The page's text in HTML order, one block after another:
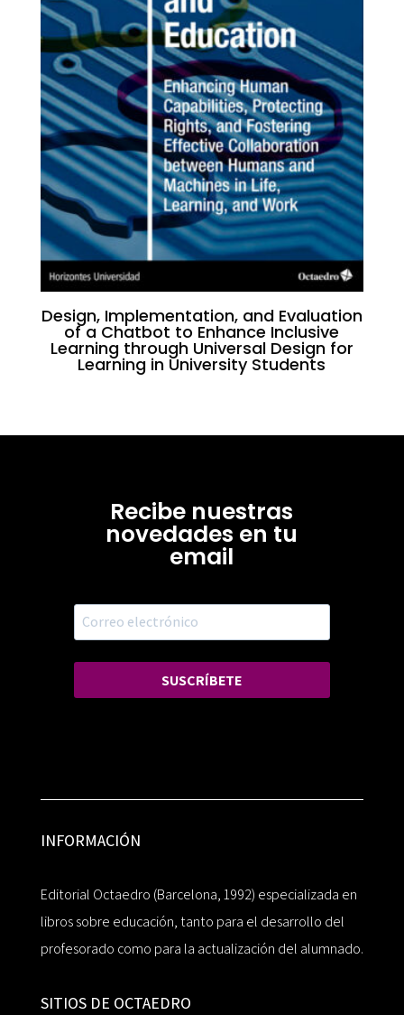
Design, Implementation, and Evaluation
of a Chatbot to Enhance Inclusive
Learning through Universal Design for
Learning in University Students
Recibe nuestras
novedades en tu
email
SUSCRÍBETE
INFORMACIÓN
Editorial Octaedro (Barcelona, 1992) especializada en
libros sobre educación, tanto para el desarrollo del
profesorado como para la actualización del alumnado.
SITIOS DE OCTAEDRO